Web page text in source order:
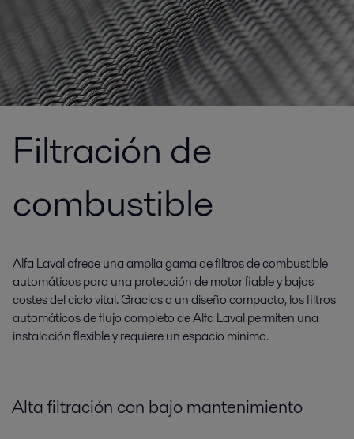
Filtración de
combustible
Alfa Laval ofrece una amplia gama de filtros de combustible
automáticos para una protección de motor fiable y bajos
costes del ciclo vital. Gracias a un diseño compacto, los filtros
automáticos de flujo completo de Alfa Laval permiten una
instalación flexible y requiere un espacio mínimo.
Alta filtración con bajo mantenimiento